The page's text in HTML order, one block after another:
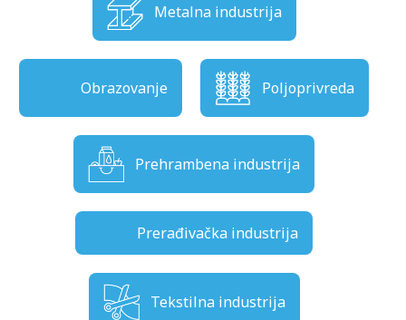
Metalna industrija
Obrazovanje Poljoprivreda
Prehrambena industrija
Prerađivačka industrija
Tekstilna industrija